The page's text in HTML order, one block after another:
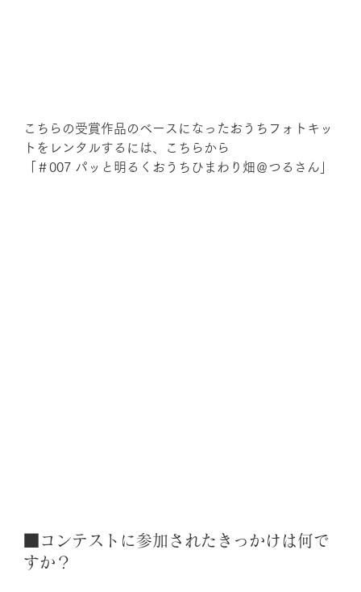
こちらの受賞作品のベースになったおうちフォトキッ
トをレンタルするには、こちらから
「＃007 パッと明るくおうちひまわり畑＠つるさん
■コンテストに参加されたきっかけは何で
すか？